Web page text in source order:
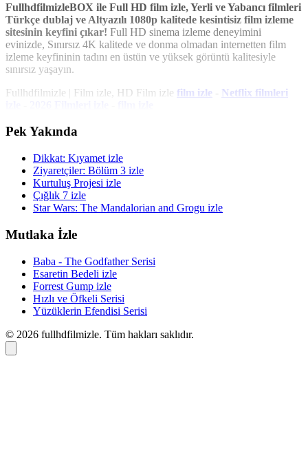
FullhdfilmizleBOX ile Full HD film izle, Yerli ve Yabancı filmleri
Türkçe dublaj ve Altyazılı 1080p kalitede kesintisiz film izleme
sitesinin keyfini çıkar! Full HD sinema izleme deneyimini
evinizde, Sınırsız 4K kalitede ve donma olmadan internetten film
izleme keyfininin tadını en üstün ve yüksek görüntü kalitesiyle
sınırsız yaşayın.
Fullhdfilmizle | Film izle, HD Film izle film izle - Netflix filmleri
Pek Yakında
Dikkat: Kıyamet izle
Ziyaretçiler: Bölüm 3 izle
Kurtuluş Projesi izle
Çığlık 7 izle
Star Wars: The Mandalorian and Grogu izle
Mutlaka İzle
Baba - The Godfather Serisi
Esaretin Bedeli izle
Forrest Gump izle
Hızlı ve Öfkeli Serisi
Yüzüklerin Efendisi Serisi
© 2026 fullhdfilmizle. Tüm hakları saklıdır.